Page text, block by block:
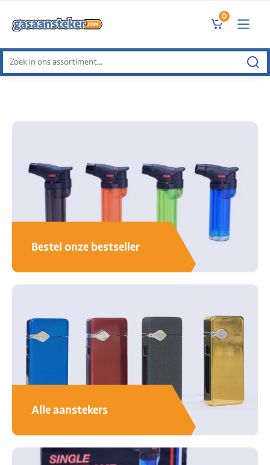
0
Zoeken
naar:
Bestel onze bestseller
Alle aanstekers